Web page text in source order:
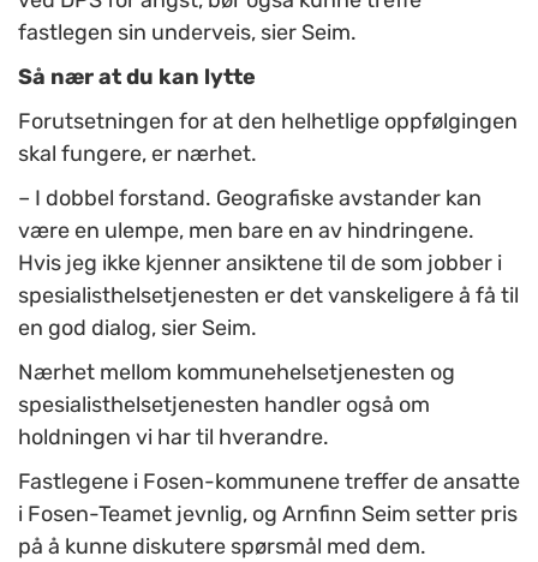
fastlegen sin underveis, sier Seim.
Så nær at du kan lytte
Forutsetningen for at den helhetlige oppfølgingen
skal fungere, er nærhet.
– I dobbel forstand. Geografiske avstander kan
være en ulempe, men bare en av hindringene.
Hvis jeg ikke kjenner ansiktene til de som jobber i
spesialisthelsetjenesten er det vanskeligere å få til
en god dialog, sier Seim.
Nærhet mellom kommunehelsetjenesten og
spesialisthelsetjenesten handler også om
holdningen vi har til hverandre.
Fastlegene i Fosen-kommunene treffer de ansatte
i Fosen-Teamet jevnlig, og Arnfinn Seim setter pris
på å kunne diskutere spørsmål med dem.